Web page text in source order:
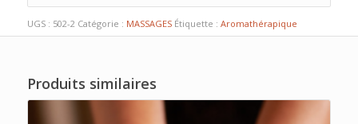
UGS : 502-2 Catégorie : MASSAGES Étiquette : Aromathérapique
Produits similaires